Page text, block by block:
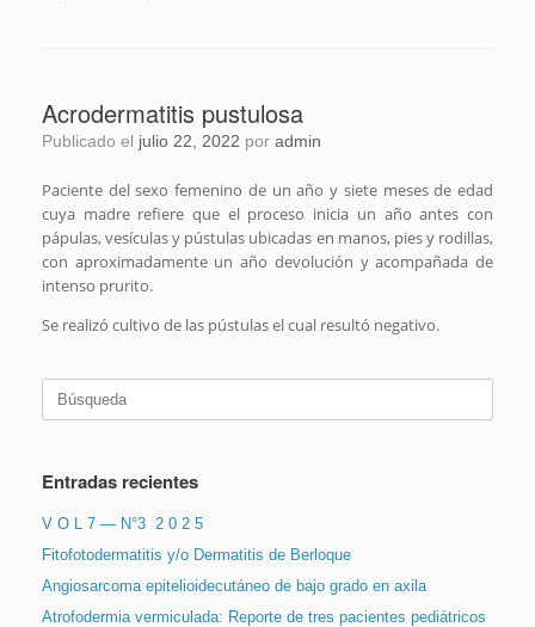
Acrodermatitis pustulosa
Publicado el julio 22, 2022 por admin
Paciente del sexo femenino de un año y siete meses de edad
cuya madre refiere que el proceso inicia un año antes con
pápulas, vesículas y pústulas ubicadas en manos, pies y rodillas,
con aproximadamente un año devolución y acompañada de
intenso prurito.
Se realizó cultivo de las pústulas el cual resultó negativo.
Buscar:
Entradas recientes
V O L 7 — N°3 2 0 2 5
Fitofotodermatitis y/o Dermatitis de Berloque
Angiosarcoma epitelioidecutáneo de bajo grado en axila
Atrofodermia vermiculada: Reporte de tres pacientes pediátricos